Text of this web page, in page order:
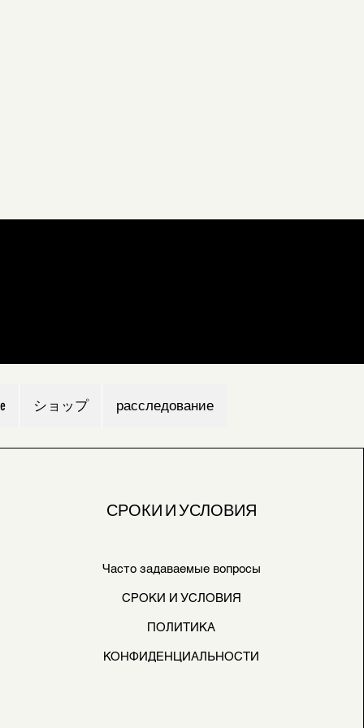
ショップ расследование
СРОКИ И УСЛОВИЯ
Часто задаваемые вопросы
СРОКИ И УСЛОВИЯ
ПОЛИТИКА
КОНФИДЕНЦИАЛЬНОСТИ